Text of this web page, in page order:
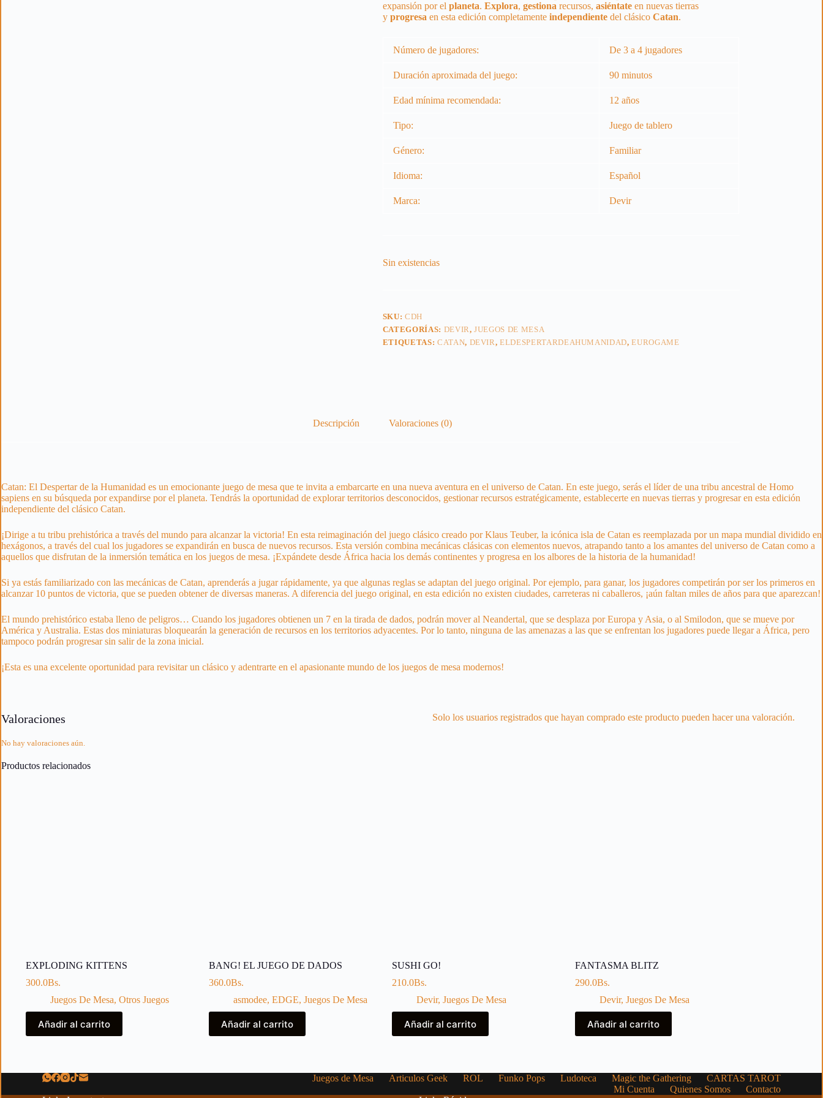
expansión por el planeta. Explora, gestiona recursos, asiéntateen nuevas tierras
y progresa en esta edición completamente independientedel clásico Catan.
Número de jugadores: De 3 a 4 jugadores
Duración aproximada del juego: 90 minutos
Edad mínima recomendada: 12 años
Tipo: Juego de tablero
Género: Familiar
Idioma: Español
Marca: Devir
Sin existencias
SKU:CDH
CATEGORÍAS: DEVIR,JUEGOS DE MESA
ETIQUETAS: CATAN, DEVIR,ELDESPERTARDEAHUMANIDAD,EUROGAME
Descripción Valoraciones (0)
Catan: El Despertar de la Humanidad es un emocionante juego de mesa que te invita a embarcarte en una nueva aventura en el universo de Catan. En este juego, serás el líder de una tribu ancestral de Homo
sapiens en su búsqueda por expandirse por el planeta. Tendrás la oportunidad de explorar territorios desconocidos, gestionar recursos estratégicamente, establecerte en nuevas tierras y progresar en esta edición
independiente del clásico Catan.
¡Dirige a tu tribu prehistórica a través del mundo para alcanzar la victoria! En esta reimaginación del juego clásico creado por Klaus Teuber, la icónica isla de Catan es reemplazada por un mapa mundial dividido en
hexágonos, a través del cual los jugadores se expandirán en busca de nuevos recursos. Esta versión combina mecánicas clásicas con elementos nuevos, atrapando tanto a los amantes del universo de Catan como a
aquellos que disfrutan de la inmersión temática en los juegos de mesa. ¡Expándete desde África hacia los demás continentes y progresa en los albores de la historia de la humanidad!
Si ya estás familiarizado con las mecánicas de Catan, aprenderás a jugar rápidamente, ya que algunas reglas se adaptan del juego original. Por ejemplo, para ganar, los jugadores competirán por ser los primeros en
alcanzar 10 puntos de victoria, que se pueden obtener de diversas maneras. A diferencia del juego original, en esta edición no existen ciudades, carreteras ni caballeros, ¡aún faltan miles de años para que aparezcan!
El mundo prehistórico estaba lleno de peligros… Cuando los jugadores obtienen un 7 en la tirada de dados, podrán mover al Neandertal, que se desplaza por Europa y Asia, o al Smilodon, que se mueve por
América y Australia. Estas dos miniaturas bloquearán la generación de recursos en los territorios adyacentes. Por lo tanto, ninguna de las amenazas a las que se enfrentan los jugadores puede llegar a África, pero
tampoco podrán progresar sin salir de la zona inicial.
¡Esta es una excelente oportunidad para revisitar un clásico y adentrarte en el apasionante mundo de los juegos de mesa modernos!
Valoraciones
No hay valoraciones aún.
Solo los usuarios registrados que hayan comprado este producto pueden hacer una valoración.
Productos relacionados
EXPLODING KITTENS
300.0Bs.
Juegos De Mesa, Otros Juegos
Añadir al carrito
BANG! EL JUEGO DE DADOS
360.0Bs.
asmodee, EDGE, Juegos De Mesa
Añadir al carrito
SUSHI GO!
210.0Bs.
Devir, Juegos De Mesa
Añadir al carrito
FANTASMA BLITZ
290.0Bs.
Devir, Juegos De Mesa
Añadir al carrito
Juegos de Mesa Articulos Geek ROL Funko Pops Ludoteca Magic the Gathering
CARTAS TAROT
Mi Cuenta
Quienes Somos
Contacto